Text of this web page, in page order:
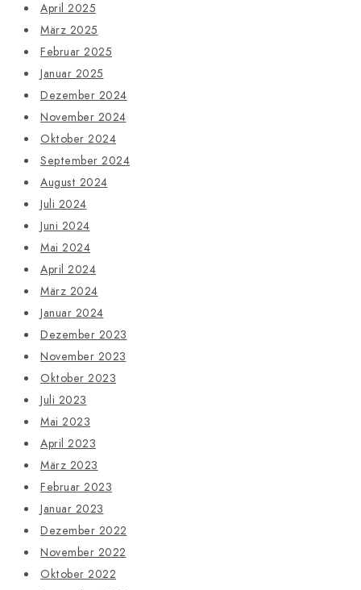
April 2025
März 2025
Februar 2025
Januar 2025
Dezember 2024
November 2024
Oktober 2024
September 2024
August 2024
Juli 2024
Juni 2024
Mai 2024
April 2024
März 2024
Januar 2024
Dezember 2023
November 2023
Oktober 2023
Juli 2023
Mai 2023
April 2023
März 2023
Februar 2023
Januar 2023
Dezember 2022
November 2022
Oktober 2022